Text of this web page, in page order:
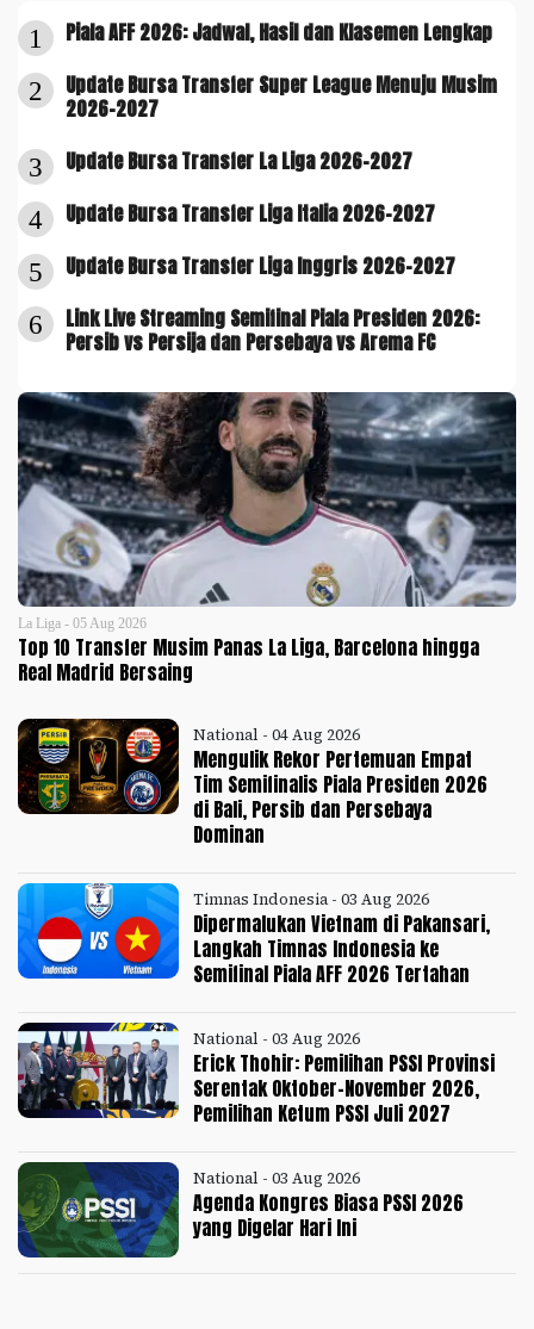
1 Piala AFF 2026: Jadwal, Hasil dan Klasemen Lengkap
2
Update Bursa Transfer Super League Menuju Musim
2026-2027
3 Update Bursa Transfer La Liga 2026-2027
4 Update Bursa Transfer Liga Italia 2026-2027
5 Update Bursa Transfer Liga Inggris 2026-2027
6
Link Live Streaming Semifinal Piala Presiden 2026:
Persib vs Persija dan Persebaya vs Arema FC
La Liga - 05 Aug 2026
Top 10 Transfer Musim Panas La Liga, Barcelona hingga
Real Madrid Bersaing
National - 04 Aug 2026
Mengulik Rekor Pertemuan Empat
Tim Semifinalis Piala Presiden 2026
di Bali, Persib dan Persebaya
Dominan
Timnas Indonesia - 03 Aug 2026
Dipermalukan Vietnam di Pakansari,
Langkah Timnas Indonesia ke
Semifinal Piala AFF 2026 Tertahan
National - 03 Aug 2026
Erick Thohir: Pemilihan PSSI Provinsi
Serentak Oktober-November 2026,
Pemilihan Ketum PSSI Juli 2027
National - 03 Aug 2026
Agenda Kongres Biasa PSSI 2026
yang Digelar Hari Ini